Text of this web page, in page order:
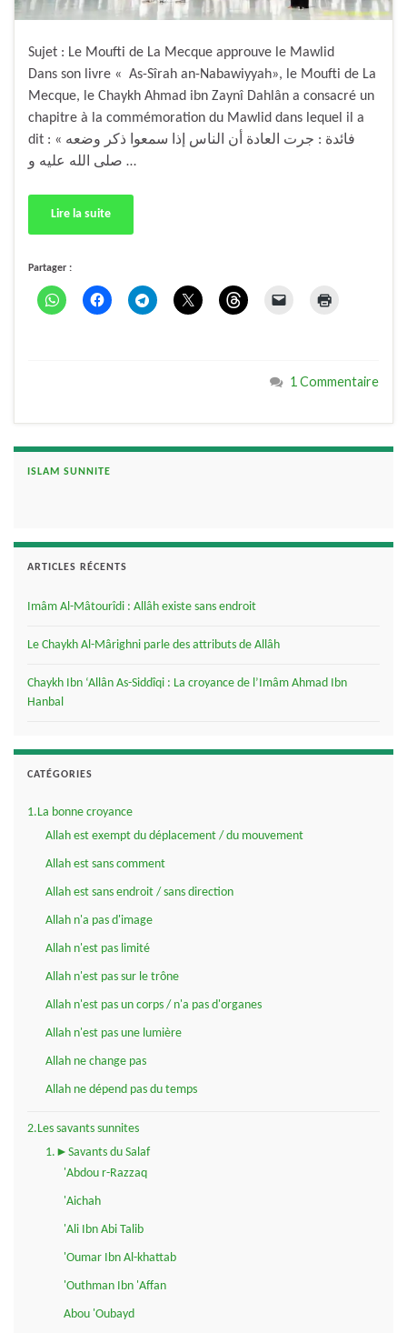
Sujet : Le Moufti de La Mecque approuve le Mawlid
Dans son livre « As-Sîrah an-Nabawiyyah», le Moufti de La
Mecque, le Chaykh Ahmad ibn Zaynî Dahlân a consacré un
chapitre à la commémoration du Mawlid dans lequel il a
dit : « فائدة : جرت العادة أن الناس إذا سمعوا ذكر وضعه
صلى الله عليه و …
Lire la suite
Partager :
1 Commentaire
ISLAM SUNNITE
ARTICLES RÉCENTS
Imâm Al-Mâtourîdi : Allâh existe sans endroit
Le Chaykh Al-Mârighni parle des attributs de Allâh
Chaykh Ibn ‘Allân As-Siddîqi : La croyance de l’Imâm Ahmad Ibn
Hanbal
CATÉGORIES
1.La bonne croyance
Allah est exempt du déplacement / du mouvement
Allah est sans comment
Allah est sans endroit / sans direction
Allah n'a pas d'image
Allah n'est pas limité
Allah n'est pas sur le trône
Allah n'est pas un corps / n'a pas d'organes
Allah n'est pas une lumière
Allah ne change pas
Allah ne dépend pas du temps
2.Les savants sunnites
1.►Savants du Salaf
'Abdou r-Razzaq
'Aichah
'Ali Ibn Abi Talib
'Oumar Ibn Al-khattab
'Outhman Ibn 'Affan
Abou 'Oubayd